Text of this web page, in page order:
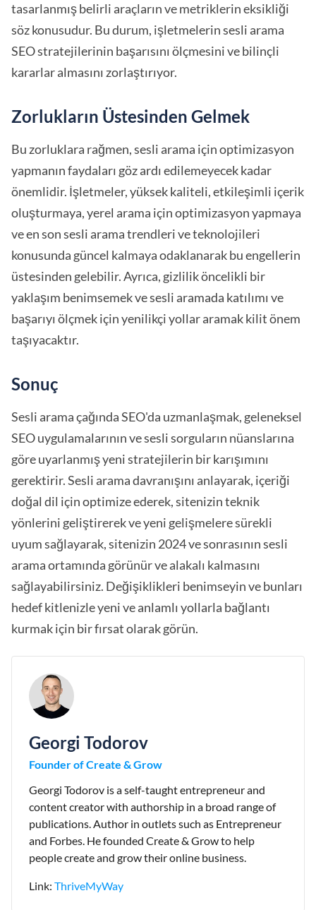
tasarlanmış belirli araçların ve metriklerin eksikliği
söz konusudur. Bu durum, işletmelerin sesli arama
SEO stratejilerinin başarısını ölçmesini ve bilinçli
kararlar almasını zorlaştırıyor.
Zorlukların Üstesinden Gelmek
Bu zorluklara rağmen, sesli arama için optimizasyon
yapmanın faydaları göz ardı edilemeyecek kadar
önemlidir. İşletmeler, yüksek kaliteli, etkileşimli içerik
oluşturmaya, yerel arama için optimizasyon yapmaya
ve en son sesli arama trendleri ve teknolojileri
konusunda güncel kalmaya odaklanarak bu engellerin
üstesinden gelebilir. Ayrıca, gizlilik öncelikli bir
yaklaşım benimsemek ve sesli aramada katılımı ve
başarıyı ölçmek için yenilikçi yollar aramak kilit önem
taşıyacaktır.
Sonuç
Sesli arama çağında SEO'da uzmanlaşmak, geleneksel
SEO uygulamalarının ve sesli sorguların nüanslarına
göre uyarlanmış yeni stratejilerin bir karışımını
gerektirir. Sesli arama davranışını anlayarak, içeriği
doğal dil için optimize ederek, sitenizin teknik
yönlerini geliştirerek ve yeni gelişmelere sürekli
uyum sağlayarak, sitenizin 2024 ve sonrasının sesli
arama ortamında görünür ve alakalı kalmasını
sağlayabilirsiniz. Değişiklikleri benimseyin ve bunları
hedef kitlenizle yeni ve anlamlı yollarla bağlantı
kurmak için bir fırsat olarak görün.
Georgi Todorov
Founder of Create & Grow
Georgi Todorov is a self-taught entrepreneur and
content creator with authorship in a broad range of
publications. Author in outlets such as Entrepreneur
and Forbes. He founded Create & Grow to help
people create and grow their online business.
Link: ThriveMyWay